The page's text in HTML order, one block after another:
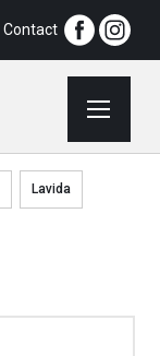
Contact
Lavida